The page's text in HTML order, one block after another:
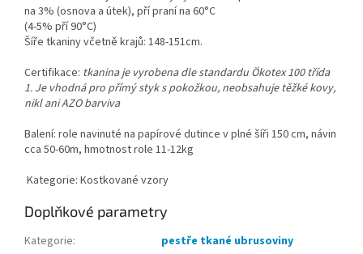
na 3% (osnova a útek), pří praní na 60°C
(4-5% pří 90°C)
Šíře tkaniny včetně krajů: 148-151cm.
Certifikace: tkanina je vyrobena dle standardu Ökotex 100 třída
1. Je vhodná pro přímý styk s pokožkou, neobsahuje těžké kovy,
nikl ani AZO barviva
Balení: role navinuté na papírové dutince v plné šíři 150 cm, návin
cca 50-60m, hmotnost role 11-12kg
Kategorie: Kostkované vzory
Doplňkové parametry
Kategorie:
pestře tkané ubrusoviny